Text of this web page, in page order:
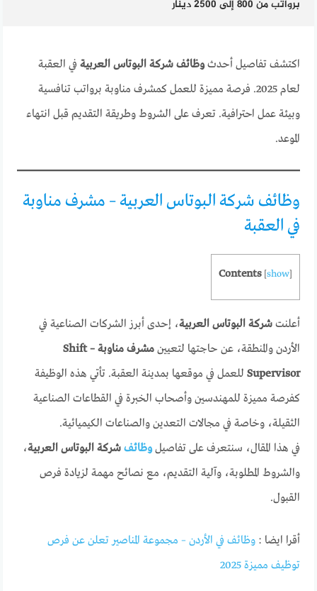
برواتب من 800 إلى 2500 دينار
اكتشف تفاصيل أحدثوظائف شركة البوتاس العربية في العقبة
لعام 2025. فرصة مميزة للعمل كمشرف مناوبة برواتب تنافسية
وبيئة عمل احترافية. تعرف على الشروط وطريقة التقديم قبل انتهاء
الموعد.
وظائف شركة البوتاس العربية – مشرف مناوبة
في العقبة
Contents [show]
أعلنتشركة البوتاس العربية، إحدى أبرز الشركات الصناعية في
الأردن والمنطقة، عن حاجتها لتعيين
مشرف مناوبة – Shift
Supervisor للعمل في موقعها بمدينة العقبة. تأتي هذه الوظيفة
كفرصة مميزة للمهندسين وأصحاب الخبرة في القطاعات الصناعية
الثقيلة، وخاصة في مجالات التعدين والصناعات الكيميائية.
في هذا المقال، سنتعرف على تفاصيلوظائفشركة البوتاس العربية،
والشروط المطلوبة، وآلية التقديم، مع نصائح مهمة لزيادة فرص
القبول.
أقرا ايضا :وظائف في الأردن – مجموعة المناصير تعلن عن فرص
توظيف مميزة 2025